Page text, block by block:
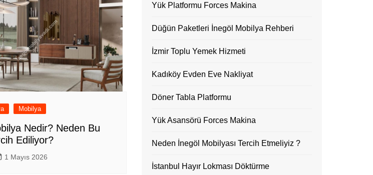
Mobilya
Nedir? Neden Bu
Ediliyor?
1 Mayıs 2026
Yük Platformu Forces Makina
Düğün Paketleri İnegöl Mobilya Rehberi
İzmir Toplu Yemek Hizmeti
Kadıköy Evden Eve Nakliyat
Döner Tabla Platformu
Yük Asansörü Forces Makina
Neden İnegöl Mobilyası Tercih Etmeliyiz ?
İstanbul Hayır Lokması Döktürme